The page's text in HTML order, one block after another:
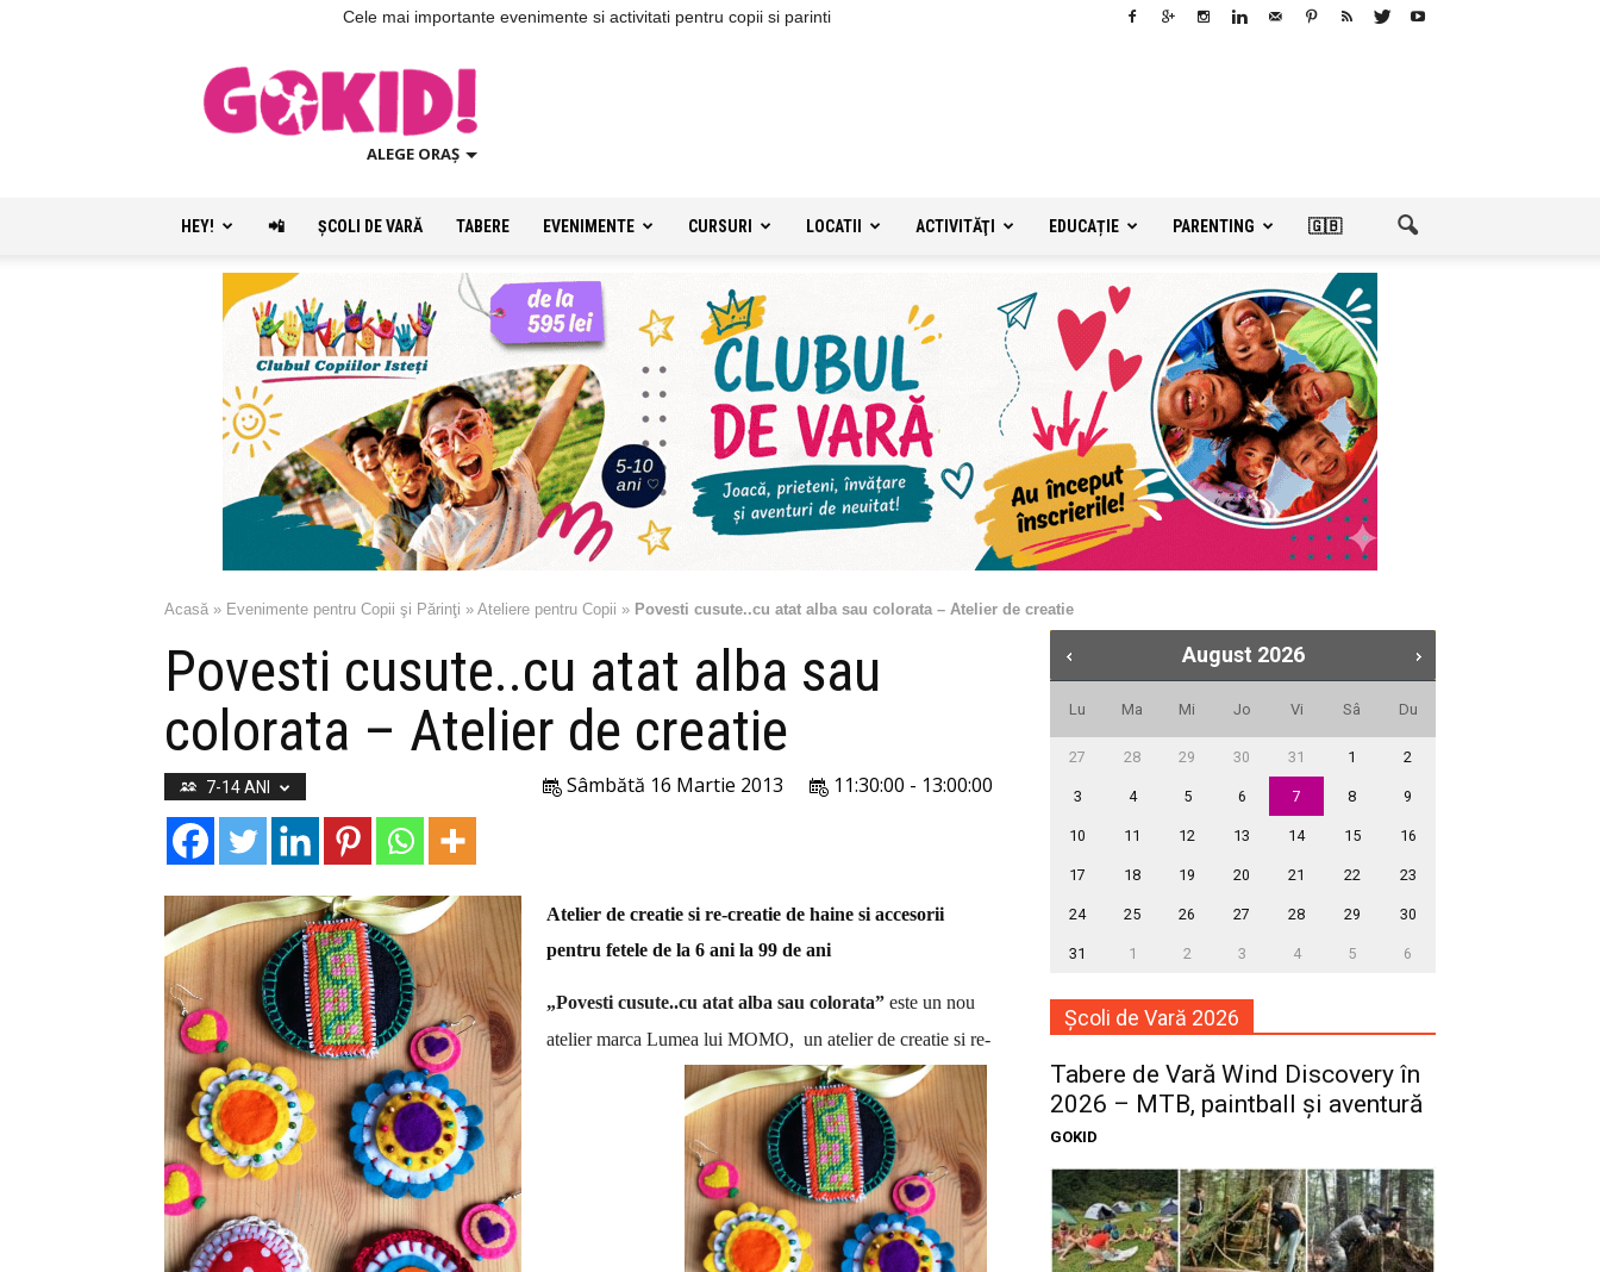
Cele mai importante evenimente si activitati pentru copii si parinti
ALEGE ORAȘ
HEY! 📲 ŞCOLI DE VARĂ TABERE EVENIMENTE CURSURI LOCATII ACTIVITĂŢI EDUCAȚIE PARENTING 🇬🇧
Acasă » Evenimente pentru Copii şi Părinţi » Ateliere pentru Copii » Povesti cusute..cu atat alba sau colorata – Atelier de creatie
Povesti cusute..cu atat alba sau
colorata – Atelier de creatie
7-14 ANI 11:30:00 - 13:00:00
Sâmbătă 16 Martie 2013
Atelier de creatie si re-creatie de haine si accesorii
pentru fetele de la 6 ani la 99 de ani
„Povesti cusute..cu atat alba sau colorata” este un nou
atelier marca Lumea lui MOMO, un atelier de creatie si re-
August 2026
Lu Ma Mi Jo Vi Sâ Du
27 28 29 30 31 1 2
3 4 5 6 7 8 9
10 11 12 13 14 15 16
17 18 19 20 21 22 23
24 25 26 27 28 29 30
31 1 2 3 4 5 6
Școli de Vară 2026
Tabere de Vară Wind Discovery în
2026 – MTB, paintball și aventură
GOKID